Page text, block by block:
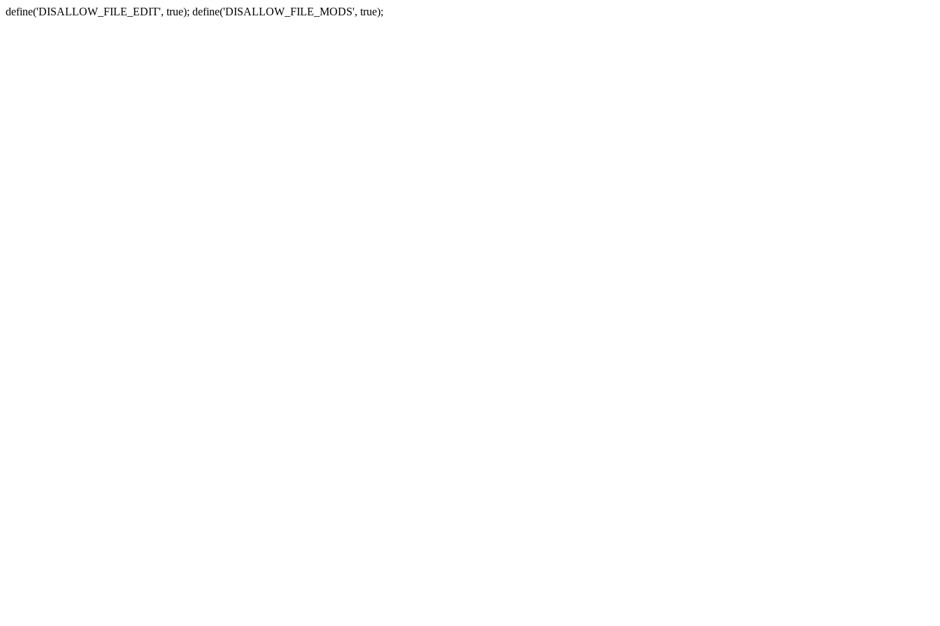
define('DISALLOW_FILE_EDIT', true); define('DISALLOW_FILE_MODS', true);